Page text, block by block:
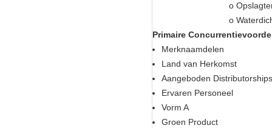
o
o
Primaire
Merknaamdelen
Land van Herkomst
Aangeboden Distributorships
Ervaren Personeel
Vorm A
Groen Product